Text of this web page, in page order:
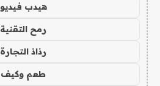
هيدب فيديو
رمح التقنية
رذاذ التجارة
طعم وكيف